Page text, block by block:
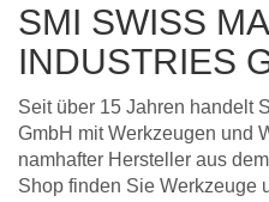
SMI SWISS
INDUSTRIES
Seit über 15 Jahren handelt
GmbH mit Werkzeugen und
namhafter Hersteller aus
Shop finden Sie Werkzeuge